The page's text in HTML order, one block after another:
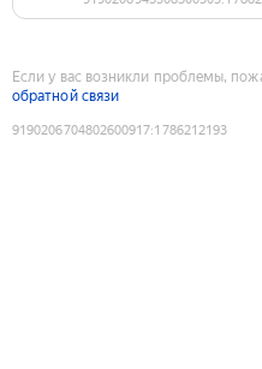
Если у вас возникли проблемы,
обратной связи
9190206704802600917:1786212193